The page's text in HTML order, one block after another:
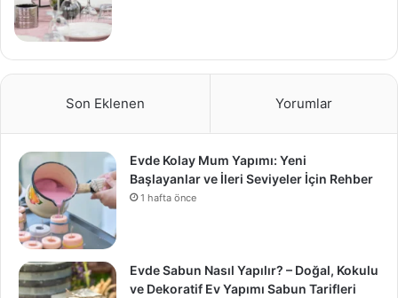
Son Eklenen Yorumlar
Evde Kolay Mum Yapımı: Yeni
Başlayanlar ve İleri Seviyeler İçin Rehber
1 hafta önce
Evde Sabun Nasıl Yapılır? – Doğal, Kokulu
ve Dekoratif Ev Yapımı Sabun Tarifleri